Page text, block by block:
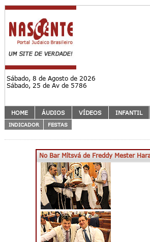
Sábado, 8 de Agosto de 2026
Sábado, 25 de Av de 5786
HOME ÁUDIOS VÍDEOS INFANTIL
INDICADOR FESTAS